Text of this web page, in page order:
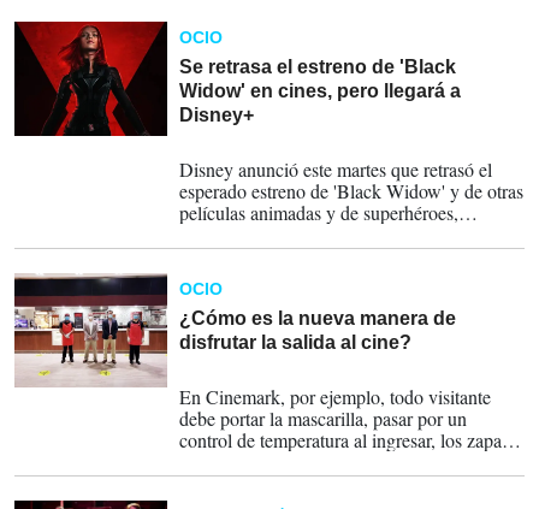
OCIO
Se retrasa el estreno de 'Black
Widow' en cines, pero llegará a
Disney+
Disney anunció este martes que retrasó el
esperado estreno de 'Black Widow' y de otras
películas animadas y de superhéroes,
regreso a las salas de cine en Estados Unidos
que acaban de reabrir tras un año de
pandemia.
OCIO
¿Cómo es la nueva manera de
disfrutar la salida al cine?
En Cinemark, por ejemplo, todo visitante
debe portar la mascarilla, pasar por un
control de temperatura al ingresar, los zapatos
higienizarlos; se brinda alcohol gel al entrar y